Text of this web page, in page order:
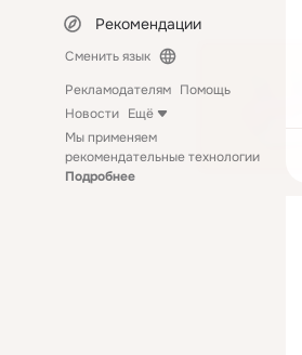
Рекомендации
Сменить язык
Рекламодателям Помощь
Новости Ещё
Мы применяем
рекомендательные технологии
Подробнее